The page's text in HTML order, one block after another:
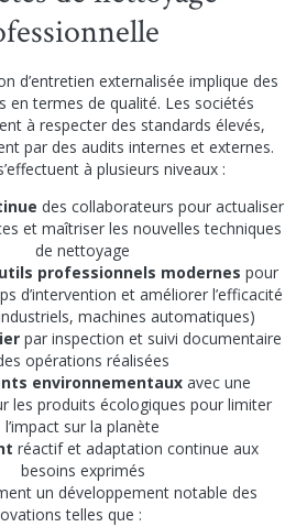
d’entretien externalisée implique des
en termes de qualité. Les sociétés
à respecter des standards élevés,
par des audits internes et externes.
à plusieurs niveaux :
des collaborateurs pour actualiser
et maîtriser les nouvelles techniques
de nettoyage
professionnels modernes pour
d’intervention et améliorer l’efficacité
machines automatiques)
par inspection et suivi documentaire
opérations réalisées
environnementauxavec une
les produits écologiques pour limiter
l’impact sur la planète
réactif et adaptation continue aux
besoins exprimés
un développement notable des
telles que :